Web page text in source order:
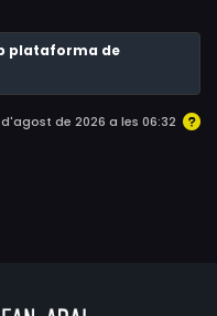
català i, aquesta
plataforma de
de 2026 a les 06:32